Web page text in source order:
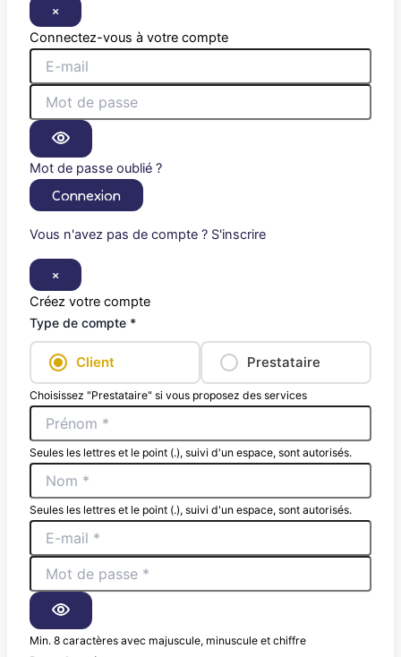
×
Connectez-vous à votre compte
Mot de passe oublié ?
Connexion
Vous n'avez pas de compte ? S'inscrire
×
Créez votre compte
Type de compte *
Client Prestataire
Choisissez "Prestataire" si vous proposez des services
Seules les lettres et le point (.), suivi d'un espace, sont autorisés.
Seules les lettres et le point (.), suivi d'un espace, sont autorisés.
Min. 8 caractères avec majuscule, minuscule et chiffre